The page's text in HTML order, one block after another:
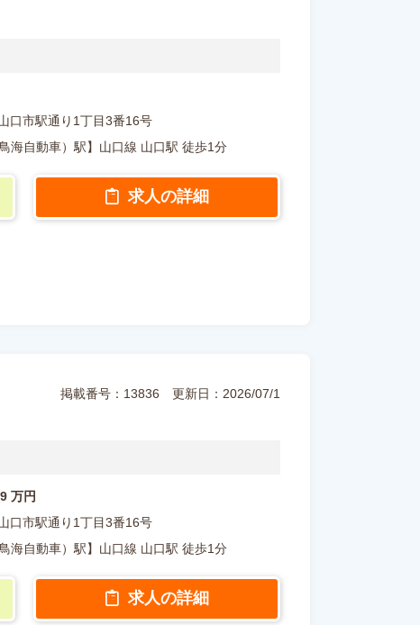
口市駅通り1丁目3番16号
海自動車）駅】山口線 山口駅 徒歩1分
求人の詳細
掲載番号：13836 更新日：2026/07/1
万円
口市駅通り1丁目3番16号
海自動車）駅】山口線 山口駅 徒歩1分
求人の詳細